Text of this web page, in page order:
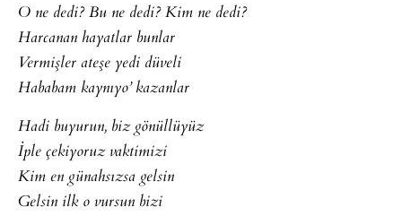
O ne dedi? Bu ne dedi? Kim ne dedi?
Harcanan hayatlar bunlar
Vermişler ateşe yedi düveli
Hababam kaynıyo’ kazanlar
Hadi buyurun, biz gönüllüyüz
İple çekiyoruz vaktimizi
Kim en günahsızsa gelsin
Gelsin ilk o vursun bizi